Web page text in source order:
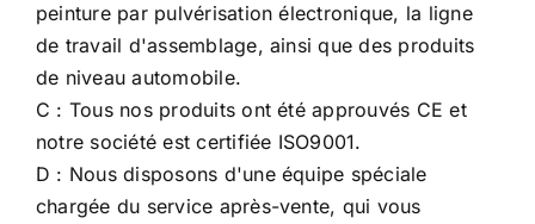
de travail d'assemblage, ainsi que des produits
de niveau automobile.
C : Tous nos produits ont été approuvés CE et
notre société est certifiée ISO9001.
D : Nous disposons d'une équipe spéciale
chargée du service après-vente, qui vous
répondra dans les deux heures en cas de